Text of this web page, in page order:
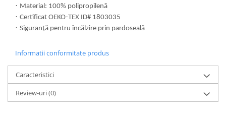
· Material: 100% polipropilenă
· Certificat OEKO-TEX ID# 1803035
· Siguranță pentru încălzire prin pardoseală
Informatii conformitate produs
Caracteristici
Review-uri(0)